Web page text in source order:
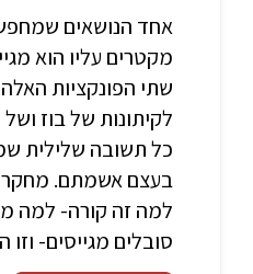
אחד הנושאים
מקטרים עליו הוא
שתי הפונקציות
לקיתונות של בוז ושל
כל תשובה שלילית
בעצם אשמתם. מחקר
למה זה קורה- למה
סובלים מגייסים-